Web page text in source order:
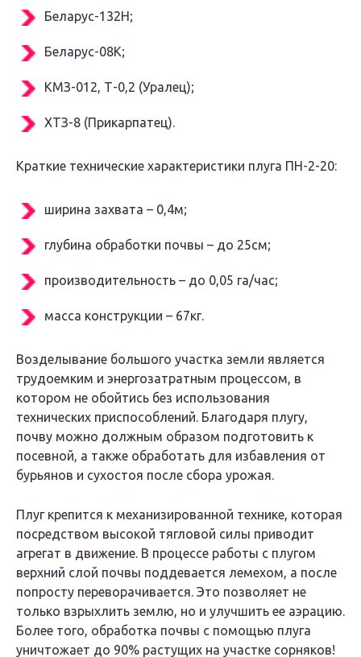
Беларус-132Н;
Беларус-08К;
КМЗ-012, Т-0,2 (Уралец);
ХТЗ-8 (Прикарпатец).
Краткие технические характеристики плуга ПН-2-20:
ширина захвата – 0,4м;
глубина обработки почвы – до 25см;
производительность – до 0,05 га/час;
масса конструкции – 67кг.
Возделывание большого участка земли является
трудоемким и энергозатратным процессом, в
котором не обойтись без использования
технических приспособлений. Благодаря плугу,
почву можно должным образом подготовить к
посевной, а также обработать для избавления от
бурьянов и сухостоя после сбора урожая.
Плуг крепится к механизированной технике, которая
посредством высокой тягловой силы приводит
агрегат в движение. В процессе работы с плугом
верхний слой почвы поддевается лемехом, а после
попросту переворачивается. Это позволяет не
только взрыхлить землю, но и улучшить ее аэрацию.
Более того, обработка почвы с помощью плуга
уничтожает до 90% растущих на участке сорняков!